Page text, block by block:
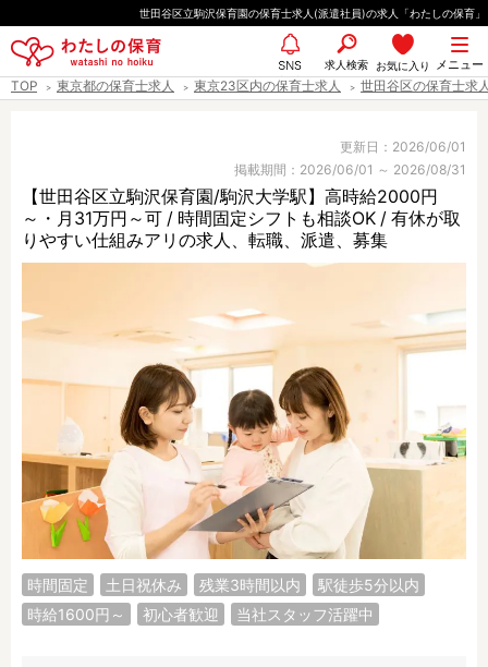
ー
の
世田谷区立駒沢保育園の保育士求人(派遣社員)の求人「わたしの保育」
メニュー
お気に入り
求人検索
SNS
TOP 東京都の保育士求人 東京23区内の保育士求人 世田谷区の保育士求
更新日：2026/06/01
掲載期間：2026/06/01 ～ 2026/08/31
【世田谷区立駒沢保育園/駒沢大学駅】高時給2000円
～・月31万円～可 / 時間固定シフトも相談OK / 有休が取
りやすい仕組みアリの求人、転職、派遣、募集
時間固定 土日祝休み 残業3時間以内
駅徒歩5分以内
時給1600円～
初心者歓迎 当社スタッフ活躍中
都道府県
雇用形態
保育士
保育教諭
保育補助
幼稚園教諭
放課後児童支援員
学童スタッフ
栄養士
調理師
調理補助
看護師
保育事務
その他
施設形態
公立保育園
私立認可保育園